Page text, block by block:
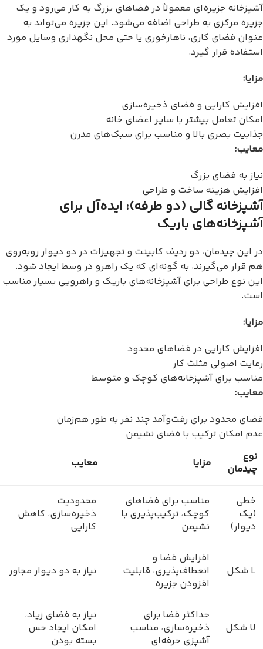
آشپزخانه جزیره‌ای معمولاً در فضاهای بزرگ به کار می‌رود و یک
جزیره مرکزی به طراحی اضافه می‌شود. این جزیره می‌تواند به
عنوان فضای کاری، ناهارخوری یا حتی محل نگهداری وسایل مورد
استفاده قرار گیرد.
مزایا:
افزایش کارایی و فضای ذخیره‌سازی
امکان تعامل بیشتر با سایر اعضای خانه
جذابیت بصری بالا و مناسب برای سبک‌های مدرن
معایب:
نیاز به فضای بزرگ
افزایش هزینه ساخت و طراحی
آشپزخانه گالی (دو طرفه): ایده‌آل برای
آشپزخانه‌های باریک
در این چیدمان، دو ردیف کابینت و تجهیزات در دو دیوار روبه‌روی
هم قرار می‌گیرند، به گونه‌ای که یک راهرو در وسط ایجاد شود.
این نوع طراحی برای آشپزخانه‌های باریک و راهرویی بسیار مناسب
است.
مزایا:
افزایش کارایی در فضاهای محدود
رعایت اصولی مثلث کار
مناسب برای آشپزخانه‌های کوچک و متوسط
معایب:
فضای محدود برای رفت‌وآمد چند نفر به طور هم‌زمان
عدم امکان ترکیب با فضای نشیمن
نوع
چیدمان
مزایا معایب
خطی
(یک
دیوار)
مناسب برای فضاهای
کوچک، ترکیب‌پذیری با
نشیمن
محدودیت
ذخیره‌سازی، کاهش
کارایی
L شکل
افزایش فضا و
انعطاف‌پذیری، قابلیت
افزودن جزیره
نیاز به دو دیوار مجاور
U شکل
حداکثر فضا برای
ذخیره‌سازی، مناسب
آشپزی حرفه‌ای
نیاز به فضای زیاد،
امکان ایجاد حس
بسته بودن